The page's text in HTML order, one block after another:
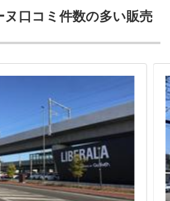
ヌ口コミ件数の多い販売